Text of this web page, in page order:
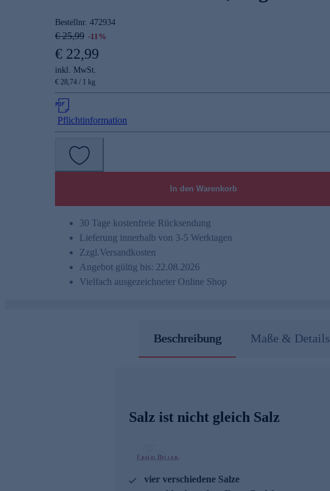
Bestellnr. 472934
€ 25,99 -11%
€ 22,99
inkl. MwSt.
€ 28,74 / 1 kg
Pflichtinformation
In den Warenkorb
30 Tage kostenfreie Rücksendung
Lieferung innerhalb von 3-5 Werktagen
Zzgl.Versandkosten
Angebot gültig bis: 22.08.2026
Vielfach ausgezeichneter Online Shop
Beschreibung Maße & Details
Salz ist nicht gleich Salz
vier verschiedene Salze